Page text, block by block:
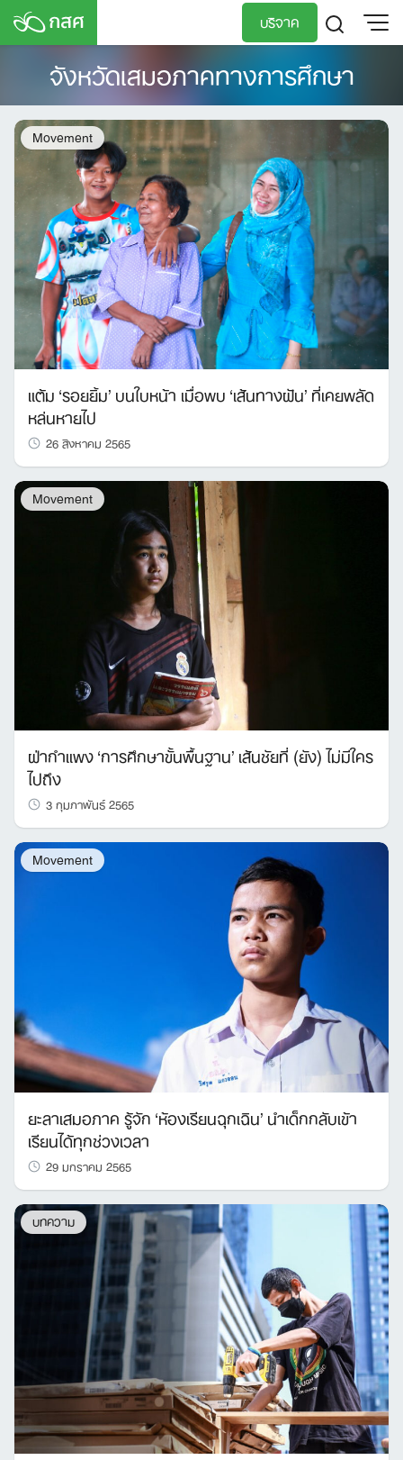
Skip
บริจาค
TH
จังหวัดเสมอภาคทางการศึกษา
Movement
แต้ม ‘รอยยิ้ม’ บนใบหน้า เมื่อพบ ‘เส้นทางฝัน’ ที่เคยพลัด
หล่นหายไป
26 สิงหาคม 2565
Movement
ฝ่ากำแพง ‘การศึกษาขั้นพื้นฐาน’ เส้นชัยที่ (ยัง) ไม่มีใคร
ไปถึง
3 กุมภาพันธ์ 2565
Movement
ยะลาเสมอภาค รู้จัก ‘ห้องเรียนฉุกเฉิน’ นำเด็กกลับเข้า
เรียนได้ทุกช่วงเวลา
29 มกราคม 2565
บทความ